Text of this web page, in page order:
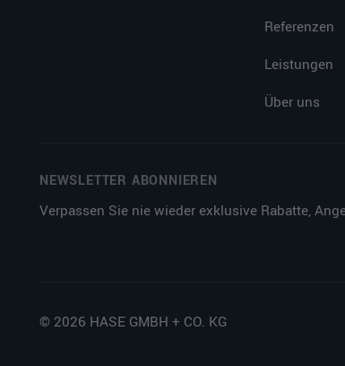
Referenzen
Leistungen
Über uns
NEWSLETTER ABONNIEREN
Verpassen Sie nie wieder exklusive Rabatte,
© 2026 HASE GMBH + CO. KG